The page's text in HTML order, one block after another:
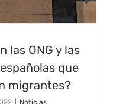
las ONG y las
que
migrantes?
Noticias